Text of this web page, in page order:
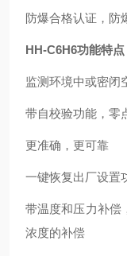
防爆合格认证，防
HH-C6H6功能特点
监测环境中或密闭
带自校验功能，零
更准确，更可靠
一键恢复出厂设置
带温度和压力补偿
浓度的补偿